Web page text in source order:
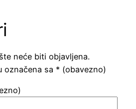
neće biti objavljena.
označena sa * (obavezno)